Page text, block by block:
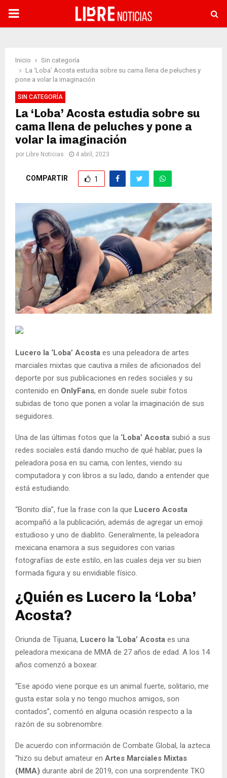
PRIMARY
Inicio
Sin categoría
La ‘Loba’ Acosta estudia sobre su cama llena de peluches y
pone a volar la imaginación
SIN CATEGORÍA
La ‘Loba’ Acosta estudia sobre su
cama llena de peluches y pone a
volar la imaginación
por Libre Noticias 4 abril, 2023
COMPARTIR 1
Lucero la ‘Loba’ Acosta es una peleadora de artes
marciales mixtas que cautiva a miles de aficionados del
deporte por sus publicaciones en redes sociales y su
contenido en OnlyFans, en donde suele subir fotos
subidas de tono que ponen a volar la imaginación de sus
seguidores.
Una de las últimas fotos que la ‘Loba’ Acosta subió a sus
redes sociales está dando mucho de qué hablar, pues la
peleadora posa en su cama, con lentes, viendo su
computadora y con libros a su lado, dando a entender que
está estudiando.
“Bonito día”, fue la frase con la que Lucero Acosta
acompañó a la publicación, además de agregar un emoji
estudioso y uno de diablito. Generalmente, la peleadora
mexicana enamora a sus seguidores con varias
fotografías de este estilo, en las cuales deja ver su bien
formada figura y su envidiable físico.
¿Quién es Lucero la ‘Loba’
Acosta?
Oriunda de Tijuana, Lucero la ‘Loba’ Acosta es una
peleadora mexicana de MMA de 27 años de edad. A los 14
años comenzó a boxear.
“Ese apodo viene porque es un animal fuerte, solitario, me
gusta estar sola y no tengo muchos amigos, son
contados”, comentó en alguna ocasión respecto a la
razón de su sobrenombre.
De acuerdo con información de Combate Global, la azteca
“hizo su debut amateur en Artes Marciales Mixtas
(MMA) durante abril de 2019, con una sorprendente TKO